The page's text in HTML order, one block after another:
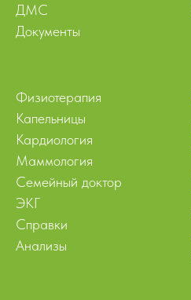
ДМС
Документы
Физиотерапия
Капельницы
Кардиология
Маммология
Семейный доктор
ЭКГ
Справки
Анализы